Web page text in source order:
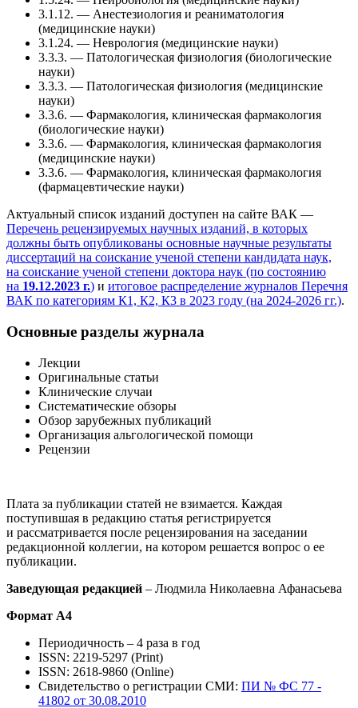
3.1.12. — Анестезиология и реаниматология
(медицинские науки)
3.1.24. — Неврология (медицинские науки)
3.3.3. — Патологическая физиология (биологические
науки)
3.3.3. — Патологическая физиология (медицинские
науки)
3.3.6. — Фармакология, клиническая фармакология
(биологические науки)
3.3.6. — Фармакология, клиническая фармакология
(медицинские науки)
3.3.6. — Фармакология, клиническая фармакология
(фармацевтические науки)
Актуальный список изданий доступен на сайте ВАК —
Перечень рецензируемых научных изданий, в которых
должны быть опубликованы основные научные результаты
диссертаций на соискание ученой степени кандидата наук,
на соискание ученой степени доктора наук (по состоянию
на 19.12.2023 г.) и итоговое распределение журналов Перечня
ВАК по категориям К1, К2, К3 в 2023 году (на 2024-2026 гг.).
Основные разделы журнала
Лекции
Оригинальные статьи
Клинические случаи
Систематические обзоры
Обзор зарубежных публикаций
Организация альгологической помощи
Рецензии
Плата за публикации статей не взимается. Каждая
поступившая в редакцию статья регистрируется
и рассматривается после рецензирования на заседании
редакционной коллегии, на котором решается вопрос о ее
публикации.
Заведующая редакцией – Людмила Николаевна Афанасьева
Формат А4
Периодичность – 4 раза в год
ISSN: 2219-5297 (Print)
ISSN: 2618-9860 (Online)
Свидетельство о регистрации СМИ: ПИ № ФС 77 -
41802 от 30.08.2010